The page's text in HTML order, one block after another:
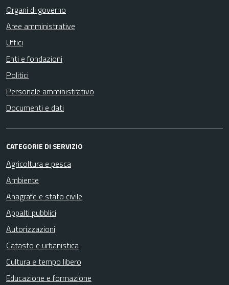
Organi di governo
Aree amministrative
Uffici
Enti e fondazioni
Politici
Personale amministrativo
Documenti e dati
CATEGORIE DI SERVIZIO
Agricoltura e pesca
Ambiente
Anagrafe e stato civile
Appalti pubblici
Autorizzazioni
Catasto e urbanistica
Cultura e tempo libero
Educazione e formazione